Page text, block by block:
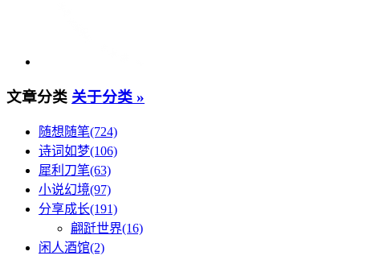
文章分类 关于分类 »
随想随笔(724)
诗词如梦(106)
犀利刀笔(63)
小说幻境(97)
分享成长(191)
翩跹世界(16)
闲人酒馆(2)